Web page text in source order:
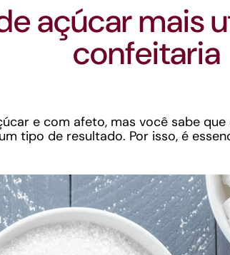
açúcar mais
confeitaria
e com afeto, mas você sabe
tipo de resultado. Por isso, é